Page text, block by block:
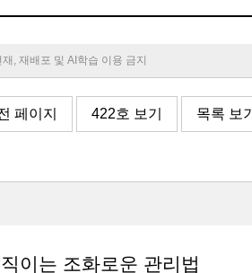
, 재배포 및 AI학습 이용 금지
페이지 422호 보기 목록 보기
이는 조화로운 관리법